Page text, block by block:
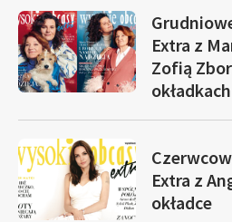
Extra z
Zofią
okładkach
Extra z
okładce